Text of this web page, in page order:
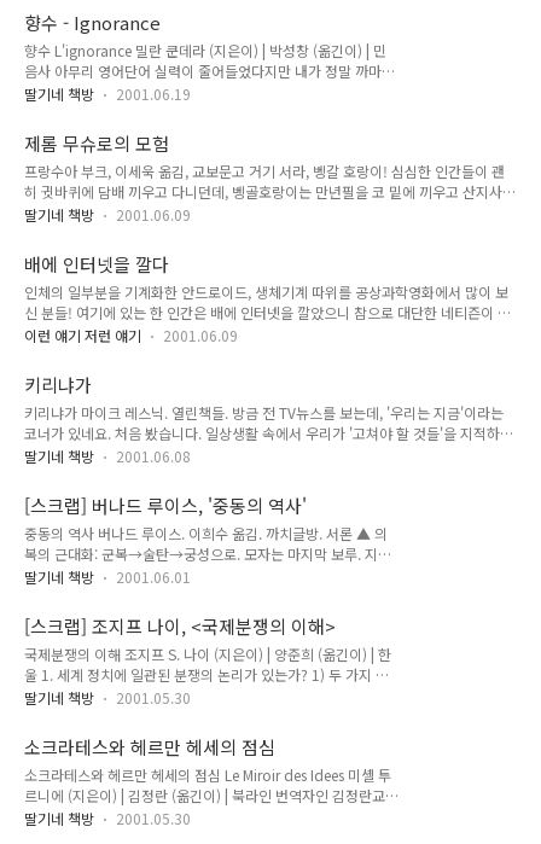
구나 하는 생각이 들었고, 뭔가를 스스로에게 자문해보지 않으면 안될 것 같은 죄책
감과 위화감, 긴장된 느낌마저 들었다. 나는 왜 지금 여기에 있는 것일까. 어린 시절의
꿈대로라면 서른 한살의 나는 지금쯤 이집트의 어느 고분에라도 들어가 있어야 하는
것 아닌가, 그것이 아니라면 콘티키같은 뗏목을 타고, 혹은 짐 크노프의 기관차를 타
고, 돛단배라도 타고서 어딘가에서 모험을..
향수 - Ignorance
향수 L'ignorance 밀란 쿤데라 (지은이) | 박성창 (옮긴이) | 민
음사 아무리 영어단어 실력이 줄어들었다지만 내가 정말 까마귀
고기를 먹었나 하고 잠시 고개를 갸우뚱 했습니다. Ignorance.
‘향수(鄕愁)’로 번역됐을까 해서 말이죠. 밀란 쿤데라의 친절한
설명에 따르면 향수는 단지 고향을 그리는 것 뿐만이 아니라 시
간과 장소와 그 속의 사람들을 포함한 모든 것들에 대한 그리움
인데, 그 그리움은 ‘기억’과는 직접적인 연관이 끊어져 있으면서
도, 그리움의 대상이 대체 어떤 형상으로 어떻게 되어 있는지를
면, 내가 어떤 사람을 몹시 그리워하는데 그 사람을 10년이고
20년..
딸기네 책방 2001.06.19
제롬 무슈로의 모험
프랑수아 부크, 이세욱 옮김, 교보문고 거기 서라, 벵갈 호랑이! 심심한 인간들이 괜
히 귓바퀴에 담배 끼우고 다니던데, 벵골호랑이는 만년필을 코 밑에 끼우고 산지사방
을 돌아다닌다. 코가 밑으로 늘어진 프랑스 아저씨만이 할 수 있는 일이다. 보험외판
지만 '귀여운' 것으로 설정돼 있는 아이들과 함께 시내의 작은 아파트에서 살고 있는
평범한 가장. 가족들을 위해 때로는 목숨을 건 모험에 뛰어들기도 하면서 정글같은
현대사회를 헤치고 나아가는 이 아저씨를 뚱뚱한 아줌마는 '벵갈호랑이'라 부른다.
남편을 하늘같이 아는 사랑스런 아줌마! 그래서, 자신만을 믿고 바라보는 순진무구한
가족들의 눈망울, 저 꿈과 사랑을 지켜주기 위해 오늘도 ..
딸기네 책방 2001.06.09
배에 인터넷을 깔다
인체의 일부분을 기계화한 안드로이드, 생체기계 따위를 공상과학영화에서 많이 보
신 분들! 여기에 있는 한 인간은 배에 인터넷을 깔았으니 참으로 대단한 네티즌이 아
닌가요. 나는 지금 이 글을 쓰기 위해, 여덟개의 손가락으로 배를 두드리고 있다. 인체
적 기계인간 이른바 '후크 선장 증후군'. 인체의 일부를 기계로 대체한 것. 그러나 기
계의 몫은 어디까지나 상실된 신체기능을 보전하는데 국한될 뿐, 인간의 총체적 자아
와 사고기능에까지 절대적인 영향력을 행사하지는 못한다. 다만 논란거리는, 기계의
범주를 어떻게 정하느냐 하는 것. 딸기의 독단적인 시각으로 봤을 때 안경이나 보청
기 따위를 몸에 장착해 신체 기능을 보완한 경우는 기능..
이런 얘기 저런 얘기 2001.06.09
키리냐가
키리냐가 마이크 레스닉. 열린책들. 방금 전 TV뉴스를 보는데, '우리는 지금'이라는
코너가 있네요. 처음 봤습니다. 일상생활 속에서 우리가 '고쳐야 할 것들'을 지적하는
순서인 모양입니다. 질서 안 지키고 공공장소에서 떠들고 쓰레기 함부로 버리고, 우
그런데 오늘의 주제는 조금 특이해 보이네요. '점심 시간 너무 길다'가 그 주제였습니
다. 한 마디로 정리하자면 '점심시간이 너무 길어서 기업 경쟁력이 떨어진다'는 겁니
다. 강남의 한 대중음식점에서 와글바글 점심먹는 직장인들 모습을 보여주고 외국계
기업 주재원들의 '평가'를 덧붙인 것만 봐도 의도는 명백하죠. 강남의 저 식당에서 점
심 때 부대찌개를 먹으면 기다리는 시간, 찌개..
딸기네 책방 2001.06.08
[스크랩] 버나드 루이스, '중동의 역사'
중동의 역사 버나드 루이스. 이희수 옮김. 까치글방. 서론 ▲ 의
복의 근대화: 군복→술탄→궁성으로. 모자는 마지막 보루. 지금
도 여성의 복장은 별로 바뀌지 않았다. (케피야 kefiya : 부족이
개) ▲ 커피는 에티오피아→남부 아라비아→이집트, 시리아, 터
키로. 이미 16세기에 카페가 생겨 카페사회가 형성됐다. ▲ 고대
언어는 대부분 소멸되거나 종교용어로만 잔존. 다만 히브리어는
종교언어로 보존되다가 정치적인 언어로 부활, 지금은 이스라엘
의 일상용어가 된 이례적인 경우. 터키에서는 케말 아타튀르크가
에서 통치자가 대중에게 뜻을 전달하는 방식은 ① 주화 발행 ②
모스크에서 금요설교. ▲ ..
딸기네 책방 2001.06.01
[스크랩] 조지프 나이, <국제분쟁의 이해>
국제분쟁의 이해 조지프 S. 나이 (지은이) | 양준희 (옮긴이) | 한
울 1. 세계 정치에 일관된 분쟁의 논리가 있는가? 1) 두 가지 이
론적 전통: 현실주의와 자유주의 2) 국제정치란 무엇인가? 근대
제, 무정부국가체제 1648 베스트팔렌 조약-주권영토국가 체제
의 확립 ▲무정부정치에 대한 두 가지 견해 ① 현실주의-국제정
치연구의 지배적인 전통. 리처드 닉슨과 헨리 키신저가 대표적.
"국제정치는 무정부체제다"라는 전제에서 출발. ② 자유주의-국
가 뿐 아니라, 지구적 사회(무역, 시민사회, 국제적인 관습 등)의
딸기네 책방 2001.05.30
소크라테스와 헤르만 헤세의 점심
소크라테스와 헤르만 헤세의 점심 Le Miroir des Idees 미셸 투
르니에 (지은이) | 김정란 (옮긴이) | 북라인 번역자인 김정란교수
는 이 책에 대해 ‘먹을 수 있는 철학책’이라면서 ‘철학지망생이었
딸기네 책방 2001.05.30